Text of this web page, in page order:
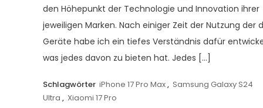
den Höhepunkt der Technologie und Innovation ihrer
jeweiligen Marken. Nach einiger Zeit der Nutzung der
Geräte habe ich ein tiefes Verständnis dafür
was jedes davon zu bieten hat. Jedes […]
Schlagwörter iPhone 17 Pro Max, Samsung Galaxy S24
Ultra , Xiaomi 17 Pro